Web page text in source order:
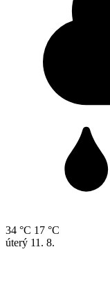
34 °C 17 °C
úterý 11. 8.